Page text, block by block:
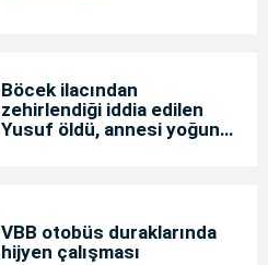
Böcek ilacından
zehirlendiği iddia edilen
Yusuf öldü, annesi yoğun
VBB otobüs duraklarında
hijyen çalışması